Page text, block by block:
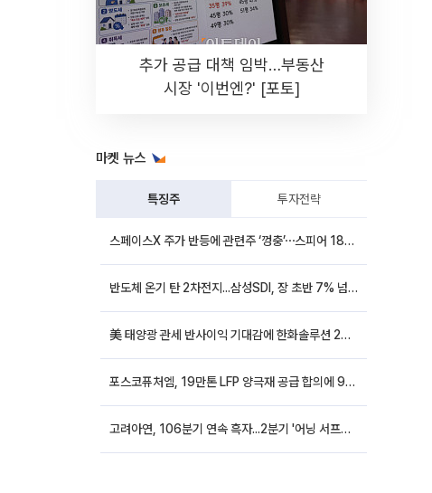
추가 공급 대책 임박…부동산
시장 '이번엔?' [포토]
마켓 뉴스
특징주 투자전략
스페이스X 주가 반등에 관련주 ‘껑충’⋯스피어 18%ㆍ에이치브이엠 12%↑
반도체 온기 탄 2차전지...삼성SDI, 장 초반 7% 넘게 껑충
美 태양광 관세 반사이익 기대감에 한화솔루션 20%대·OCI홀딩스 14%대 급등
포스코퓨처엠, 19만톤 LFP 양극재 공급 합의에 9%대 강세
고려아연, 106분기 연속 흑자...2분기 '어닝 서프라이즈'에 장 초반 12%대 강세